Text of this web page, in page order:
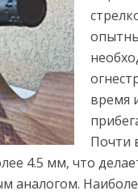
время
Почти
4.5 мм, что
аналогом.